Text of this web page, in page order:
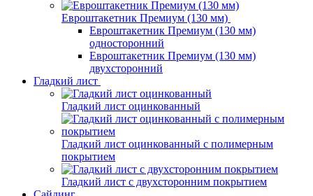
Евроштакетник Премиум (130 мм)
Евроштакетник Премиум (130 мм)
односторонний
Евроштакетник Премиум (130 мм)
двухсторонний
Гладкий лист
Гладкий лист оцинкованный
Гладкий лист оцинкованный с полимерным
покрытием
Гладкий лист с двухсторонним покрытием